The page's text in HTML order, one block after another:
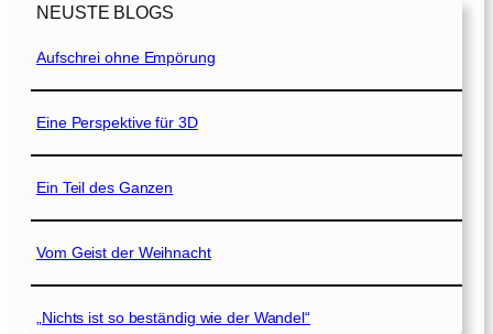
NEUSTE BLOGS
Aufschrei ohne Empörung
Eine Perspektive für 3D
Ein Teil des Ganzen
Vom Geist der Weihnacht
„Nichts ist so beständig wie der Wandel“